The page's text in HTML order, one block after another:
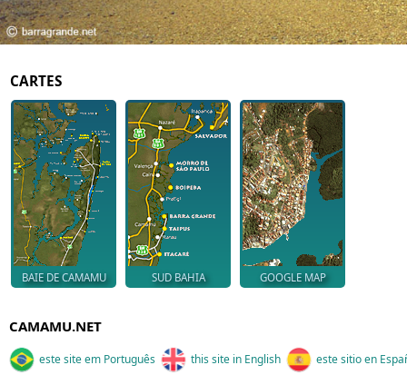
CARTES
BAIE DE CAMAMU SUD BAHIA GOOGLE MAP
CAMAMU.NET
este site em Português this site in English este sitio en